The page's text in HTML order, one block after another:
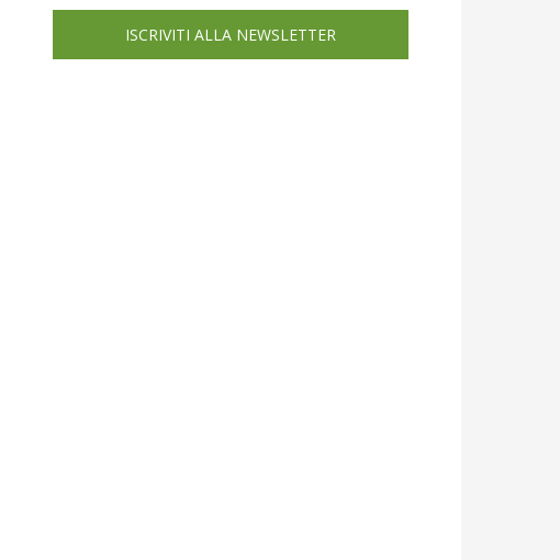
ISCRIVITI ALLA NEWSLETTER